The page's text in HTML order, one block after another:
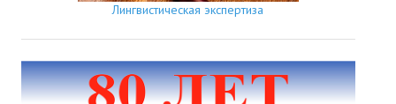
Лингвистическая экспертиза